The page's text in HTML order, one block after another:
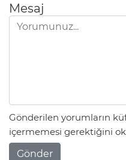
Mesaj
Gönderilen yorumların
içermemesi gerektiğini
Gönder